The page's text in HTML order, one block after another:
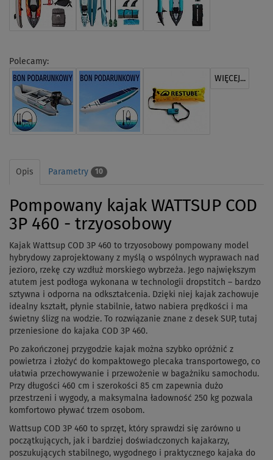
Polecamy:
WIĘCEJ...
Opis Parametry 10
Pompowany kajak WATTSUP COD
3P 460 - trzyosobowy
Kajak Wattsup COD 3P 460 to trzyosobowy pompowany model
hybrydowy zaprojektowany z myślą o wspólnych wyprawach nad
jezioro, rzekę czy wzdłuż morskiego wybrzeża. Jego największym
atutem jest podłoga wykonana w technologii dropstitch – bardzo
sztywna i odporna na odkształcenia. Dzięki niej kajak zachowuje
idealny kształt, płynie stabilnie, łatwo nabiera prędkości i ma
świetny ślizg na wodzie. To rozwiązanie znane z desek SUP, tutaj
przeniesione do kajaka COD 3P 460.
Po zakończonej przygodzie kajak można szybko opróżnić z
powietrza i złożyć do kompaktowego plecaka transportowego, co
ułatwia przechowywanie i przewożenie w bagażniku samochodu.
Przy długości 460 cm i szerokości 85 cm zapewnia dużo
przestrzeni i wygody, a maksymalna ładowność 250 kg pozwala
komfortowo pływać trzem osobom.
Wattsup COD 3P 460 to sprzęt, który sprawdzi się zarówno u
początkujących, jak i bardziej doświadczonych kajakarzy,
poszukujących stabilnego, wygodnego i praktycznego kajaka do